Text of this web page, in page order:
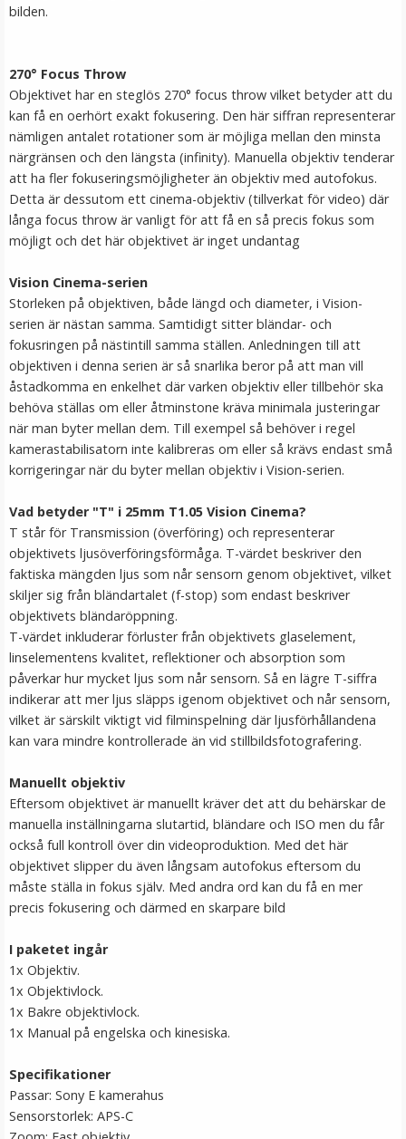
JJC Mjuk avtryckarknapp konkav Soft release button -
Röd
★★★★★
LÄGG I VARUKORG
JJC CL-B12 dammblåsare/blåsbälg för optik svart
★★★★★
79 kr
LÄGG I VARUKORG
Puluz Gängadapter 1/4 tums hongänga till 3/8 tums
hangänga
bilden.
270° Focus Throw
Objektivet har en steglös 270° focus throw vilket betyder att du
kan få en oerhört exakt fokusering. Den här siffran representerar
nämligen antalet rotationer som är möjliga mellan den minsta
närgränsen och den längsta (infinity). Manuella objektiv tenderar
att ha fler fokuseringsmöjligheter än objektiv med autofokus.
Detta är dessutom ett cinema-objektiv (tillverkat för video) där
långa focus throw är vanligt för att få en så precis fokus som
möjligt och det här objektivet är inget undantag
Vision Cinema-serien
Storleken på objektiven, både längd och diameter, i Vision-
serien är nästan samma. Samtidigt sitter bländar- och
fokusringen på nästintill samma ställen. Anledningen till att
objektiven i denna serien är så snarlika beror på att man vill
åstadkomma en enkelhet där varken objektiv eller tillbehör ska
behöva ställas om eller åtminstone kräva minimala justeringar
när man byter mellan dem. Till exempel så behöver i regel
kamerastabilisatorn inte kalibreras om eller så krävs endast små
korrigeringar när du byter mellan objektiv i Vision-serien.
Vad betyder "T" i 25mm T1.05 Vision Cinema?
T står för Transmission (överföring) och representerar
objektivets ljusöverföringsförmåga. T-värdet beskriver den
faktiska mängden ljus som når sensorn genom objektivet, vilket
skiljer sig från bländartalet (f-stop) som endast beskriver
objektivets bländaröppning.
T-värdet inkluderar förluster från objektivets glaselement,
linselementens kvalitet, reflektioner och absorption som
påverkar hur mycket ljus som når sensorn. Så en lägre T-siffra
indikerar att mer ljus släpps igenom objektivet och når sensorn,
vilket är särskilt viktigt vid filminspelning där ljusförhållandena
kan vara mindre kontrollerade än vid stillbildsfotografering.
Manuellt objektiv
Eftersom objektivet är manuellt kräver det att du behärskar de
manuella inställningarna slutartid, bländare och ISO men du får
också full kontroll över din videoproduktion. Med det här
objektivet slipper du även långsam autofokus eftersom du
måste ställa in fokus själv. Med andra ord kan du få en mer
precis fokusering och därmed en skarpare bild
I paketet ingår
1x Objektiv.
1x Objektivlock.
1x Bakre objektivlock.
1x Manual på engelska och kinesiska.
Specifikationer
Passar: Sony E kamerahus
Sensorstorlek: APS-C